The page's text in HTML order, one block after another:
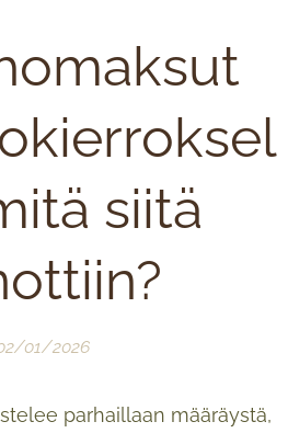
siitä
01/2026
parhaillaan määräystä,